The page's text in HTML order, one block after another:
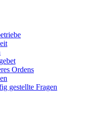
Ordens
gestellte Fragen